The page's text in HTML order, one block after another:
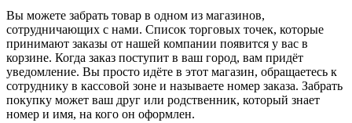
Вы можете забрать товар в одном из магазинов,
сотрудничающих с нами. Список торговых точек, которые
принимают заказы от нашей компании появится у вас в
корзине. Когда заказ поступит в ваш город, вам придёт
уведомление. Вы просто идёте в этот магазин, обращаетесь к
сотруднику в кассовой зоне и называете номер заказа. Забрать
покупку может ваш друг или родственник, который знает
номер и имя, на кого он оформлен.